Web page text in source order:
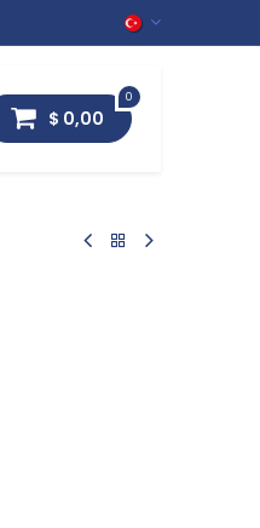
0
$ 0,00